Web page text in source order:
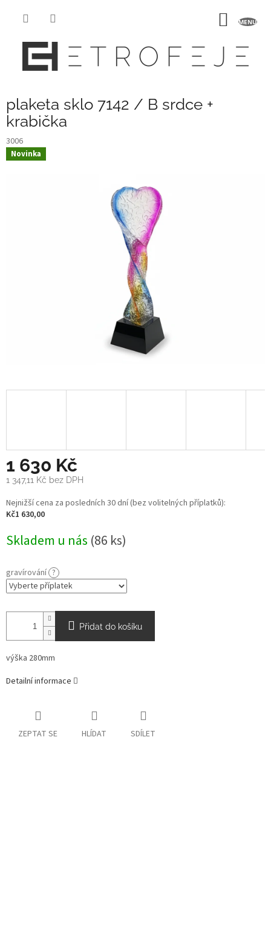
plaketa sklo 7142 / B srdce +
krabička
3006
Novinka
1 630 Kč
1 347,11 Kč bez DPH
Měrná
cena:
Nejnižší cena za posledních 30 dní (bez volitelných příplatků):
Kč1 630,00
Skladem u nás (86 ks)
gravírování ?
Přidat do košíku
výška 280mm
Detailní informace
ZEPTAT SE HLÍDAT SDÍLET